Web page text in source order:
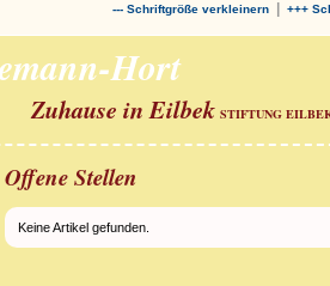
--- Schriftgröße verkleinern | +++
Hort
Zuhause in Eilbek STIFTUNG
Offene Stellen
Keine Artikel gefunden.